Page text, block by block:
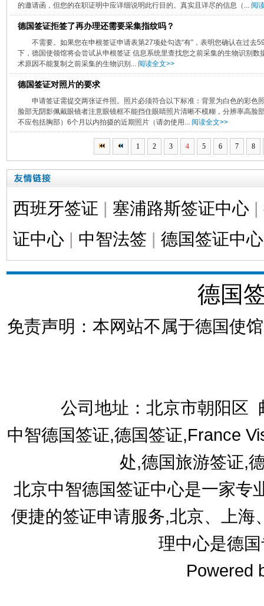
的邀请函，但您的在职证明中应详细说明此行目的。真实且详尽的信息（... 阅
德国签证拒签了再办理还需要采集指纹吗？
不需要。如果您在申根签证申请表第27项处勾选“有”，表明您确认在过去
下，德国使领馆将会尝试从申根签证 信息系统里查找您之前采集的生物识别
术原因不能复制之前采集的生物识别... 阅读全文>>
德国签证对照片的要求
申请签证需提交两张证件照。照片必须符合以下标准：背景为白色的彩色
脸部无阴影佩戴眼镜者注意眼镜框不能挡住眼睛照片清晰不模糊，分辨率高脸
不应包括胸部）6个月以内拍摄的近期照片（请勿使用... 阅读全文>>
1 2 3 4 5 6 7 8
西班牙签证 | 塞浦路斯签证中心 |
证中心 | 中智法签 | 德国签证中心
德国
免责声明：本网站不属于德国使
公司地址：北京市朝阳区
中智德国签证,德国签证,France
处,德国旅游签证,
北京中智德国签证中心是一家专
便捷的签证申请服务,北京、上
理中心是德
Powered